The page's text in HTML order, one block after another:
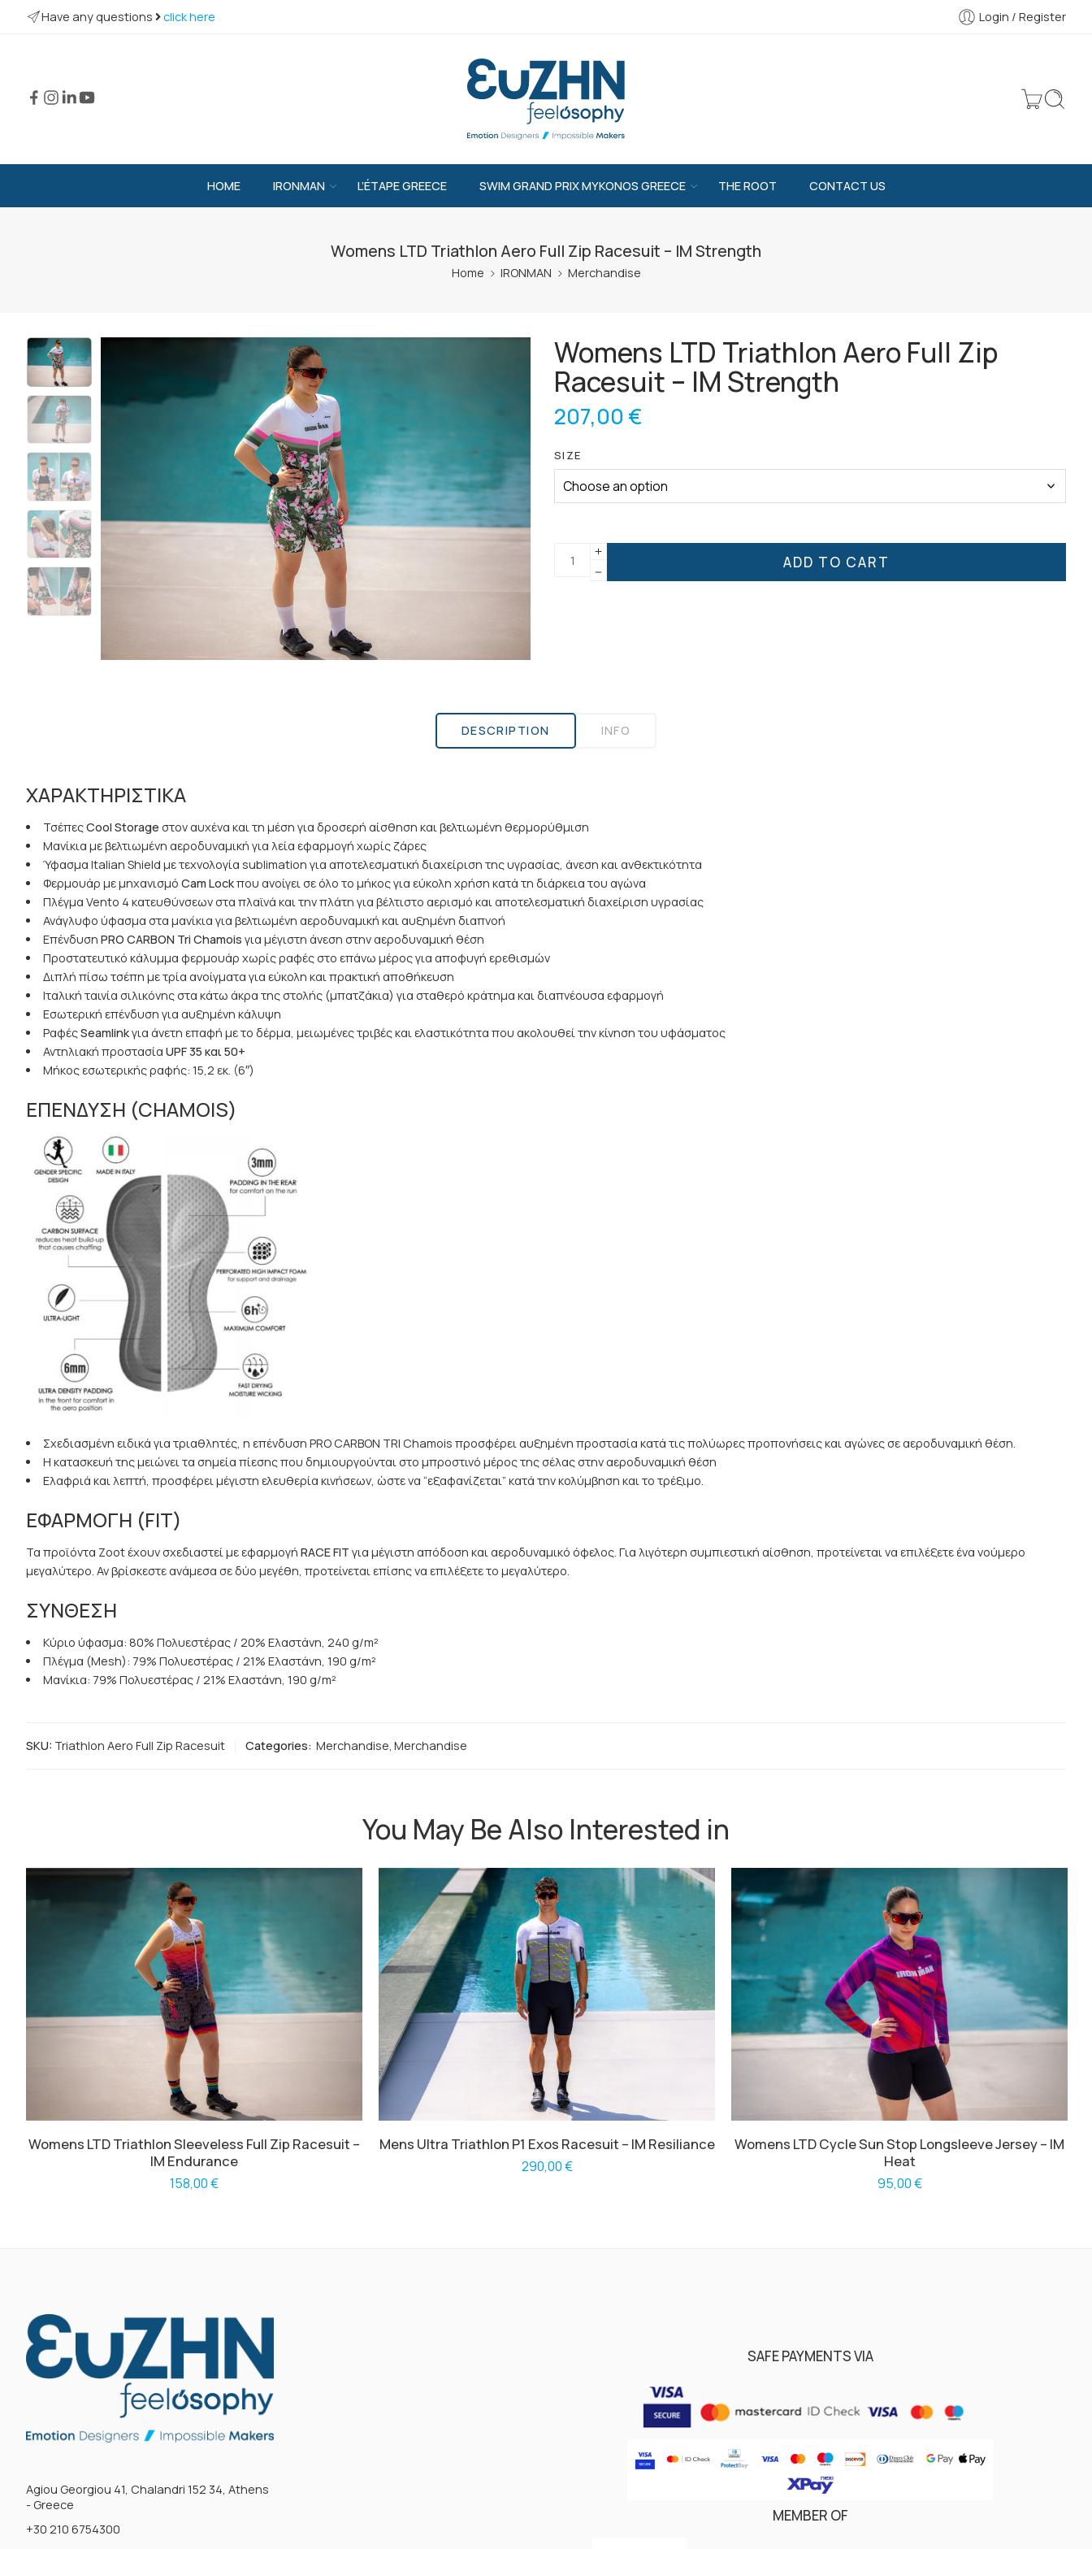
Have any questions click here Login / Register
HOME IRONMAN L’ÉTAPE GREECE SWIM GRAND PRIX MYKONOS GREECE THE ROOT CONTACT US
Womens LTD Triathlon Aero Full Zip Racesuit – IM Strength
Home IRONMAN Merchandise
Womens LTD Triathlon Aero Full Zip
Racesuit – IM Strength
207,00 €
SIZE
ADD TO CART
DESCRIPTION INFO
ΧΑΡΑΚΤΗΡΙΣΤΙΚΑ
ΤσέπεςCool Storage στον αυχένα και τη μέση για δροσερή αίσθηση και βελτιωμένη θερμορύθμιση
Μανίκια με βελτιωμένη αεροδυναμική για λεία εφαρμογή χωρίς ζάρες
Ύφασμα Italian Shield με τεχνολογία sublimation για αποτελεσματική διαχείριση της υγρασίας, άνεση και ανθεκτικότητα
Φερμουάρ με μηχανισμό Cam Lockπου ανοίγει σε όλο το μήκος για εύκολη χρήση κατά τη διάρκεια του αγώνα
Πλέγμα Vento 4 κατευθύνσεων στα πλαϊνά και την πλάτη για βέλτιστο αερισμό και αποτελεσματική διαχείριση υγρασίας
Ανάγλυφο ύφασμα στα μανίκια για βελτιωμένη αεροδυναμική και αυξημένη διαπνοή
Επένδυση PRO CARBON Tri Chamois για μέγιστη άνεση στην αεροδυναμική θέση
Προστατευτικό κάλυμμα φερμουάρ χωρίς ραφές στο επάνω μέρος για αποφυγή ερεθισμών
Διπλή πίσω τσέπη με τρία ανοίγματα για εύκολη και πρακτική αποθήκευση
Ιταλική ταινία σιλικόνης στα κάτω άκρα της στολής (μπατζάκια) για σταθερό κράτημα και διαπνέουσα εφαρμογή
Εσωτερική επένδυση για αυξημένη κάλυψη
ΡαφέςSeamlinkγια άνετη επαφή με το δέρμα, μειωμένες τριβές και ελαστικότητα που ακολουθεί την κίνηση του υφάσματος
Αντηλιακή προστασία UPF35 και 50+
Μήκος εσωτερικής ραφής: 15,2 εκ. (6″)
ΕΠΕΝΔΥΣΗ (CHAMOIS)
Σχεδιασμένη ειδικά για τριαθλητές, η επένδυση PRO CARBON TRI Chamois προσφέρει αυξημένη προστασία κατά τις πολύωρες προπονήσεις και αγώνες σε αεροδυναμική θέση.
Η κατασκευή της μειώνει τα σημεία πίεσης που δημιουργούνται στο μπροστινό μέρος της σέλας στην αεροδυναμική θέση
Ελαφριά και λεπτή, προσφέρει μέγιστη ελευθερία κινήσεων, ώστε να “εξαφανίζεται” κατά την κολύμβηση και το τρέξιμο.
ΕΦΑΡΜΟΓΗ (FIT)
Τα προϊόντα Zoot έχουν σχεδιαστεί με εφαρμογή RACEFIT για μέγιστη απόδοση και αεροδυναμικό όφελος. Για λιγότερη συμπιεστική αίσθηση, προτείνεται να επιλέξετε ένα νούμερο
μεγαλύτερο. Αν βρίσκεστε ανάμεσα σε δύο μεγέθη, προτείνεται επίσης να επιλέξετε το μεγαλύτερο.
ΣΥΝΘΕΣΗ
Κύριο ύφασμα: 80% Πολυεστέρας / 20% Ελαστάνη, 240 g/m²
Πλέγμα (Mesh): 79% Πολυεστέρας / 21% Ελαστάνη, 190 g/m²
Μανίκια: 79% Πολυεστέρας / 21% Ελαστάνη, 190 g/m²
SKU: Triathlon Aero Full Zip Racesuit Categories: Merchandise, Merchandise
You May Be Also Interested in
Womens LTD Triathlon Sleeveless Full Zip Racesuit –
IM Endurance
158,00€
Mens Ultra Triathlon P1 Exos Racesuit – IM Resiliance
290,00€
Womens LTD Cycle Sun Stop Longsleeve Jersey – IM
Heat
95,00€
Agiou Georgiou 41, Chalandri 152 34, Athens
- Greece
+30 210 6754300
SAFE PAYMENTS VIA
MEMBER OF